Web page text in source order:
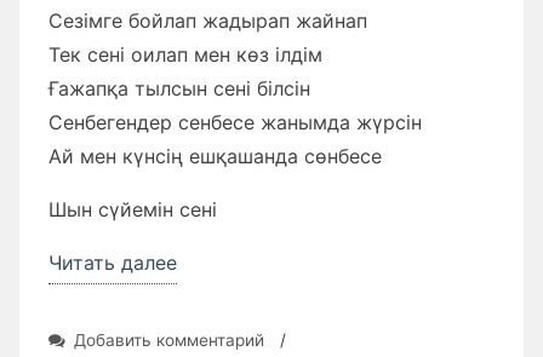
Сезімге бойлап жадырап жайнап
Тек сені оилап мен көз ілдім
Ғажапқа тылсын сені білсін
Сенбегендер сенбесе жанымда жүрсін
Ай мен күнсің ешқашанда сөнбесе
Шын сүйемін сені
Читать далее«Текст
Добавить комментарийк
/